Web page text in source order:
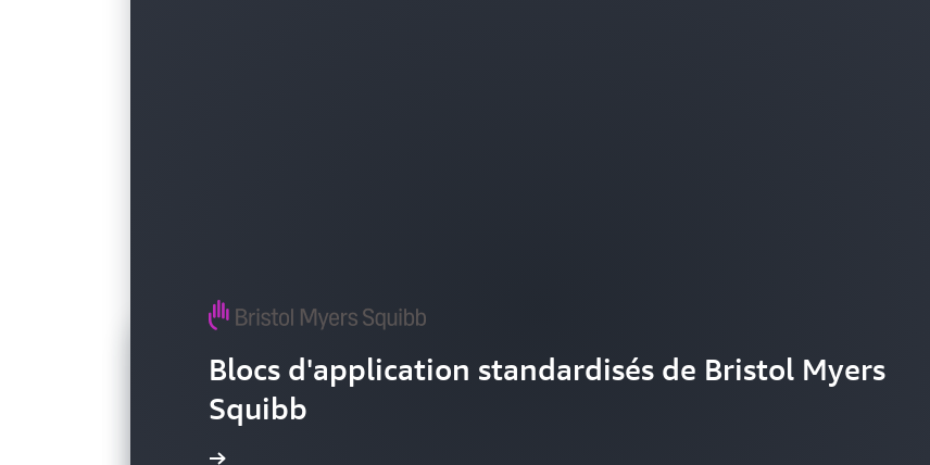
Blocs d'application standardisés de Bristol Myers
Squibb